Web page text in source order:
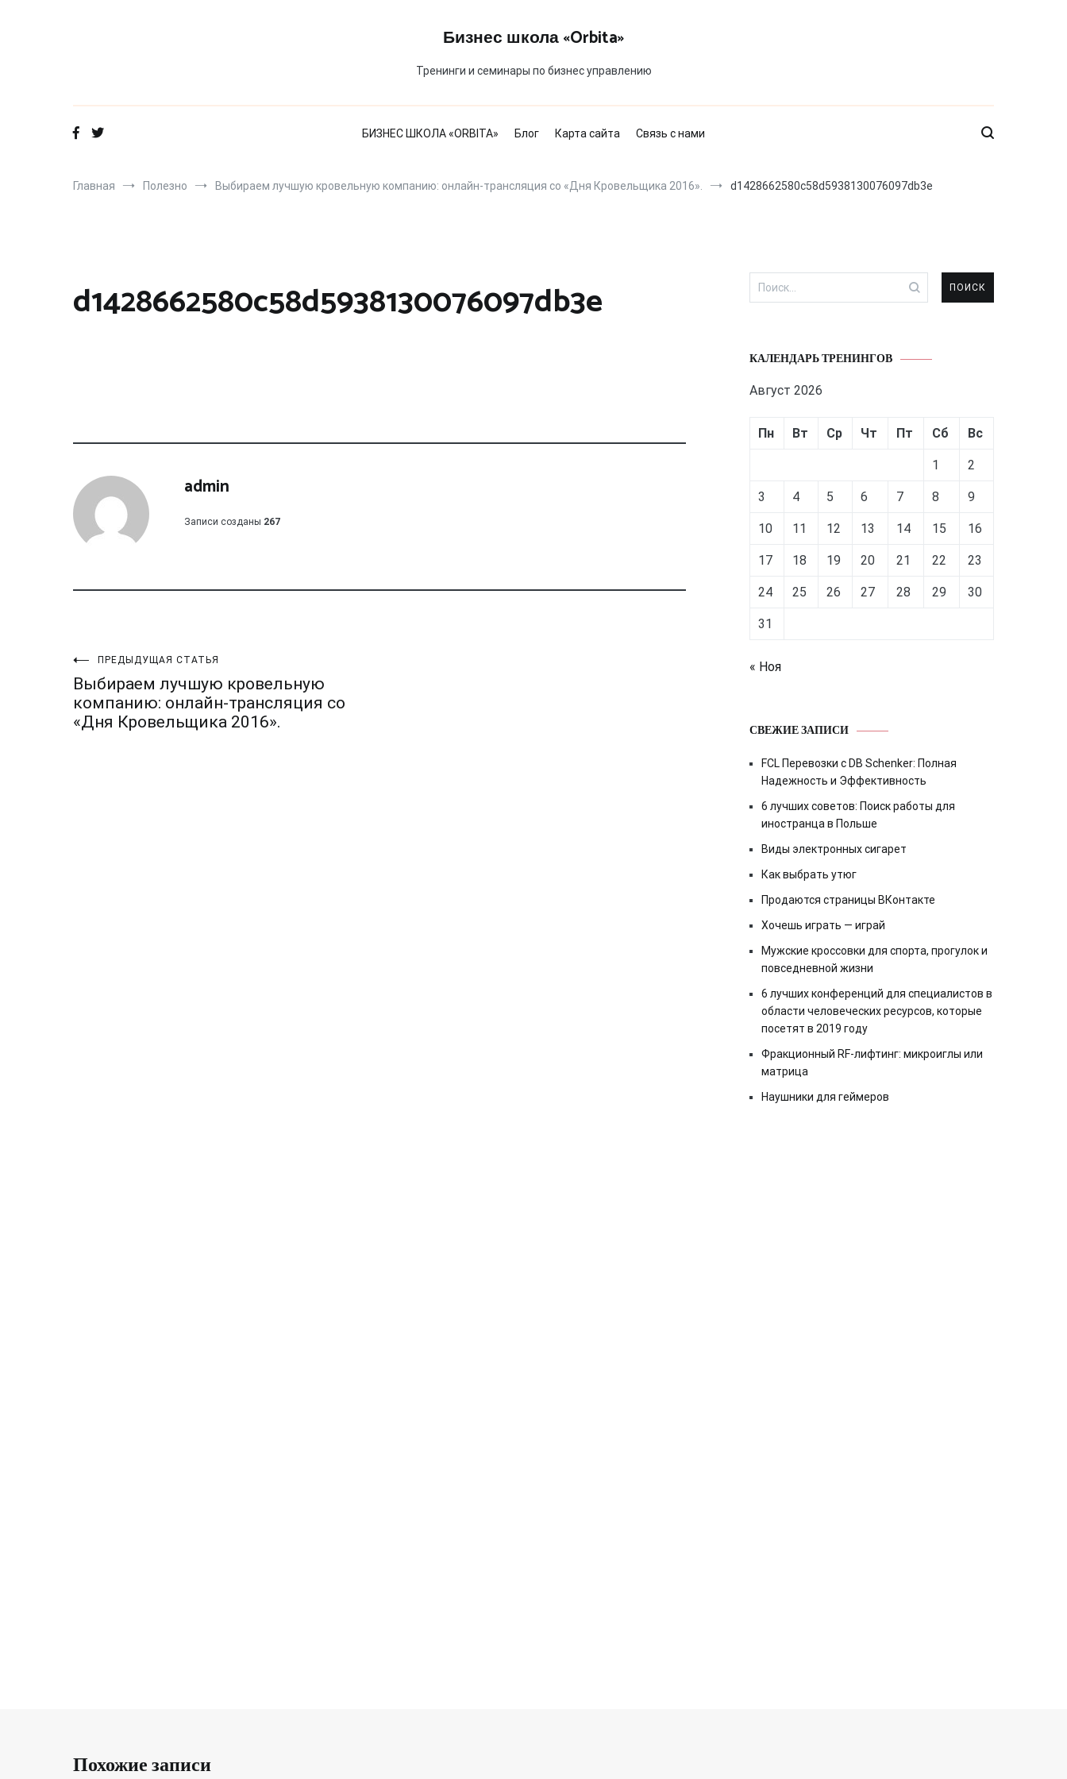
Бизнес школа «Orbita»
Тренинги и семинары по бизнес управлению
БИЗНЕС ШКОЛА «ORBITA» Блог Карта сайта Связь с нами
Главная Полезно Выбираем лучшую кровельную компанию: онлайн-трансляция со «Дня Кровельщика 2016». d1428662580c58d5938130076097db3e
d1428662580c58d5938130076097db3e
admin
Записи созданы 267
Навигация
по
ПРЕДЫДУЩАЯ СТАТЬЯ
Выбираем лучшую кровельную
компанию: онлайн-трансляция со
«Дня Кровельщика 2016».
Найти:
КАЛЕНДАРЬ ТРЕНИНГОВ
Август 2026
Пн Вт Ср Чт Пт Сб Вс
1 2
3 4 5 6 7 8 9
10 11 12 13 14 15 16
17 18 19 20 21 22 23
24 25 26 27 28 29 30
31
« Ноя
СВЕЖИЕ ЗАПИСИ
FCL Перевозки с DB Schenker: Полная
Надежность и Эффективность
6 лучших советов: Поиск работы для
иностранца в Польше
Виды электронных сигарет
Как выбрать утюг
Продаются страницы ВКонтакте
Хочешь играть — играй
Мужские кроссовки для спорта, прогулок и
повседневной жизни
6 лучших конференций для специалистов в
области человеческих ресурсов, которые
посетят в 2019 году
Фракционный RF-лифтинг: микроиглы или
матрица
Наушники для геймеров
Похожие записи